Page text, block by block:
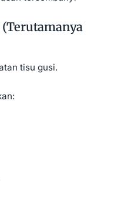
tisu gusi.